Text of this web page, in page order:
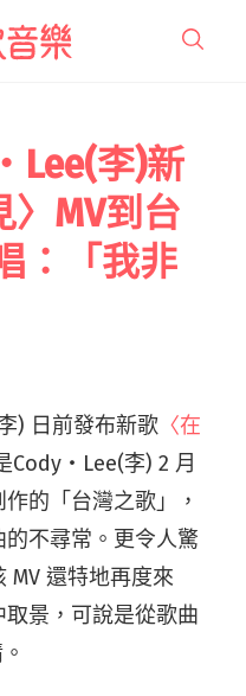
Lee(李)新
〉MV到台
：「我非
) 日前發布新歌 〈在
Cody・Lee(李) 2 月
的「台灣之歌」，
不尋常。更令人驚
MV 還特地再度來
景，可說是從歌曲